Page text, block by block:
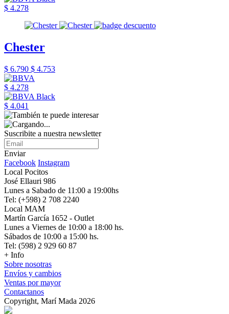
$ 4.278
Chester
$ 6.790 $ 4.753
$ 4.278
$ 4.041
Suscribite a nuestra newsletter
Enviar
Facebook Instagram
Local Pocitos
José Ellauri 986
Lunes a Sabado de 11:00 a 19:00hs
Tel: (+598) 2 708 2240
Local MAM
Martín García 1652 - Outlet
Lunes a Viernes de 10:00 a 18:00 hs.
Sábados de 10:00 a 15:00 hs.
Tel: (598) 2 929 60 87
+ Info
Sobre nosotras
Envíos y cambios
Ventas por mayor
Contactanos
Copyright, Marí Mada 2026